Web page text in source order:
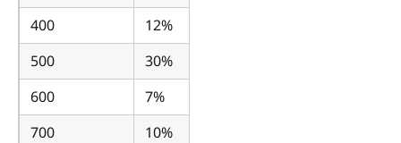
400
12%
500
30%
600
7%
700
10%